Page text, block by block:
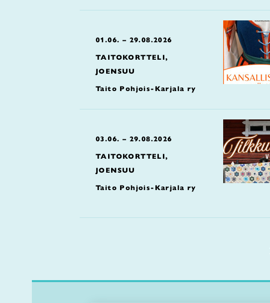
01.06. – 29.08.2026
TAITOKORTTELI,
JOENSUU
Taito Pohjois-Karjala ry
03.06. – 29.08.2026
TAITOKORTTELI,
JOENSUU
Taito Pohjois-Karjala ry